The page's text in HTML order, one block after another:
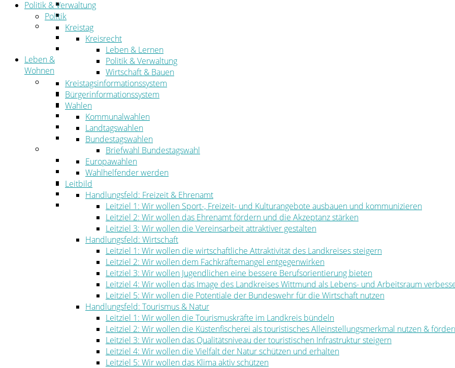
Straßen- und Radwegebau
Landwirtschaft
Tourismus
Freizeit und Urlaub im Landkreis
Veranstaltungen
Leben &
Wohnen
Leben
Migration
Schulen, Bildung, Sport und Kultur
Soziales
Gesundheit
Jugend, Familie und Senioren
Bauen und Planen
Abfall
Verkehr
Umwelt
Ordnung
Politik & Verwaltung
Politik
Kreistag
Kreisrecht
Leben & Lernen
Politik & Verwaltung
Wirtschaft & Bauen
Kreistagsinformationssystem
Bürgerinformationssystem
Wahlen
Kommunalwahlen
Landtagswahlen
Bundestagswahlen
Briefwahl Bundestagswahl
Europawahlen
Wahlhelfender werden
Leitbild
Handlungsfeld: Freizeit & Ehrenamt
Leitziel 1: Wir wollen Sport-, Freizeit- und Kulturangebote ausbauen und kommunizieren
Leitziel 2: Wir wollen das Ehrenamt fördern und die Akzeptanz stärken
Leitziel 3: Wir wollen die Vereinsarbeit attraktiver gestalten
Handlungsfeld: Wirtschaft
Leitziel 1: Wir wollen die wirtschaftliche Attraktivität des Landkreises steigern
Leitziel 2: Wir wollen dem Fachkräftemangel entgegenwirken
Leitziel 3: Wir wollen Jugendlichen eine bessere Berufsorientierung bieten
Leitziel 4: Wir wollen das Image des Landkreises Wittmund als Lebens- und Arbeitsraum
Leitziel 5: Wir wollen die Potentiale der Bundeswehr für die Wirtschaft nutzen
Handlungsfeld: Tourismus & Natur
Leitziel 1: Wir wollen die Tourismuskräfte im Landkreis bündeln
Leitziel 2: Wir wollen die Küstenfischerei als touristisches Alleinstellungsmerkmal nutzen &
Leitziel 3: Wir wollen das Qualitätsniveau der touristischen Infrastruktur steigern
Leitziel 4: Wir wollen die Vielfalt der Natur schützen und erhalten
Leitziel 5: Wir wollen das Klima aktiv schützen